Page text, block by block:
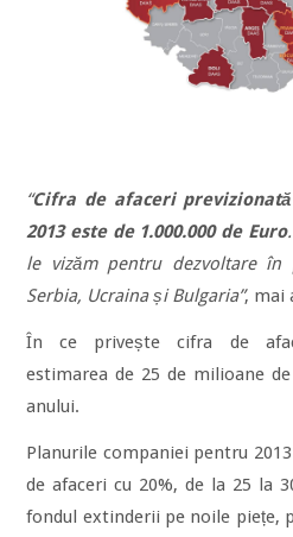
“Cifra de afaceri
2013 este de 1.000.000 de Euro
le vizăm pentru dezvoltare în
Serbia, Ucraina și Bulgaria”, mai
În ce privește cifra de
estimarea de 25 de milioane
anului.
Planurile companiei pentru
de afaceri cu 20%, de la 25 la
fondul extinderii pe noile piețe,